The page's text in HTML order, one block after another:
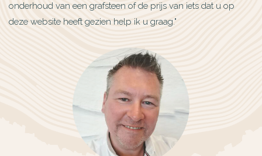
onderhoud van een grafsteen of de prijs van iets dat u op
deze website heeft gezien help ik u graag."